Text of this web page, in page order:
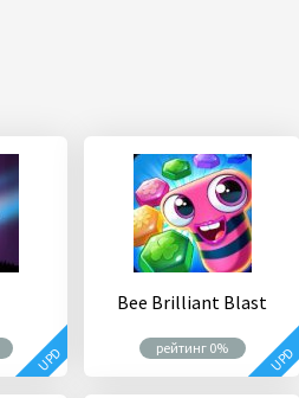
UPD
Bee Brilliant Blast
рейтинг 0% UPD